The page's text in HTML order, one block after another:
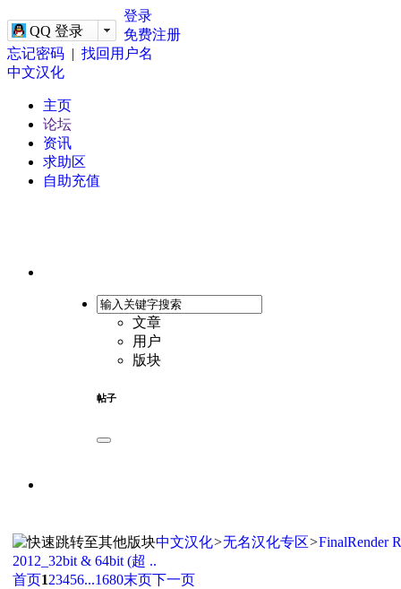
QQ 登录
登录
免费注册
忘记密码 | 找回用户名
中文汉化
主页
论坛
资讯
求助区
自助充值
文章
用户
版块
帖子
中文汉化>无名汉化专区>FinalRender
2012_32bit & 64bit (超 ..
首页123456...1680末页下一页